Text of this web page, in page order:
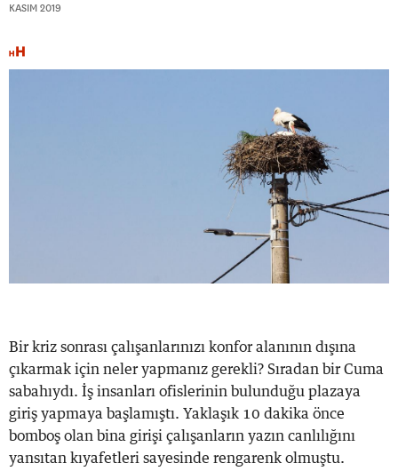
KASIM 2019
Bir kriz sonrası çalışanlarınızı konfor alanının dışına
çıkarmak için neler yapmanız gerekli? Sıradan bir Cuma
sabahıydı. İş insanları ofislerinin bulunduğu plazaya
giriş yapmaya başlamıştı. Yaklaşık 10 dakika önce
bomboş olan bina girişi çalışanların yazın canlılığını
yansıtan kıyafetleri sayesinde rengarenk olmuştu.